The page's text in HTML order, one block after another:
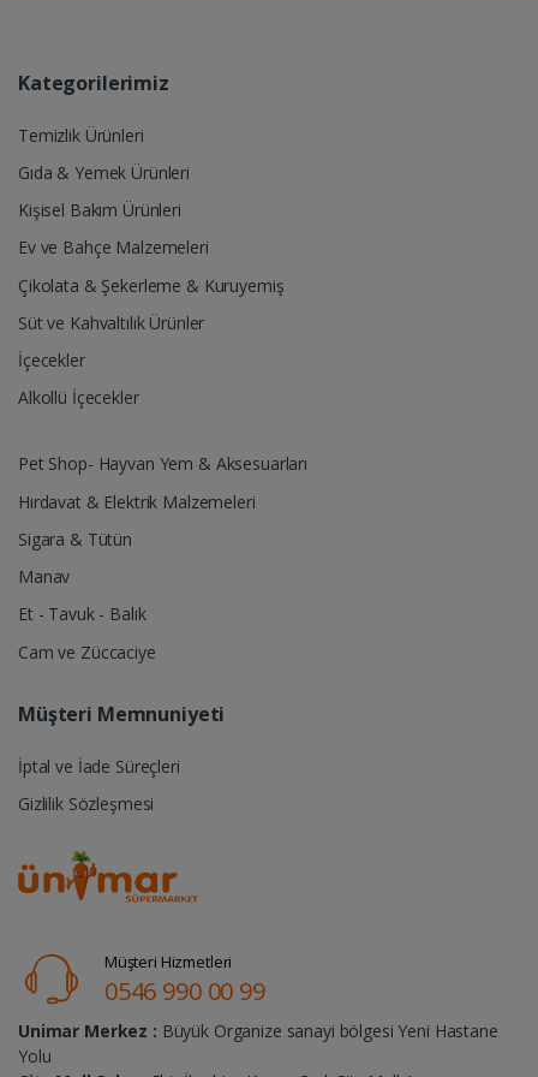
Kategorilerimiz
Temizlik Ürünleri
Gıda & Yemek Ürünleri
Kişisel Bakım Ürünleri
Ev ve Bahçe Malzemeleri
Çikolata & Şekerleme & Kuruyemiş
Süt ve Kahvaltılık Ürünler
İçecekler
Alkollü İçecekler
Pet Shop- Hayvan Yem & Aksesuarları
Hırdavat & Elektrik Malzemeleri
Sigara & Tütün
Manav
Et - Tavuk - Balık
Cam ve Züccaciye
Müşteri Memnuniyeti
İptal ve İade Süreçleri
Gizlilik Sözleşmesi
Müşteri Hizmetleri
0546 990 00 99
Unimar Merkez : Büyük Organize sanayi bölgesi Yeni Hastane
Yolu